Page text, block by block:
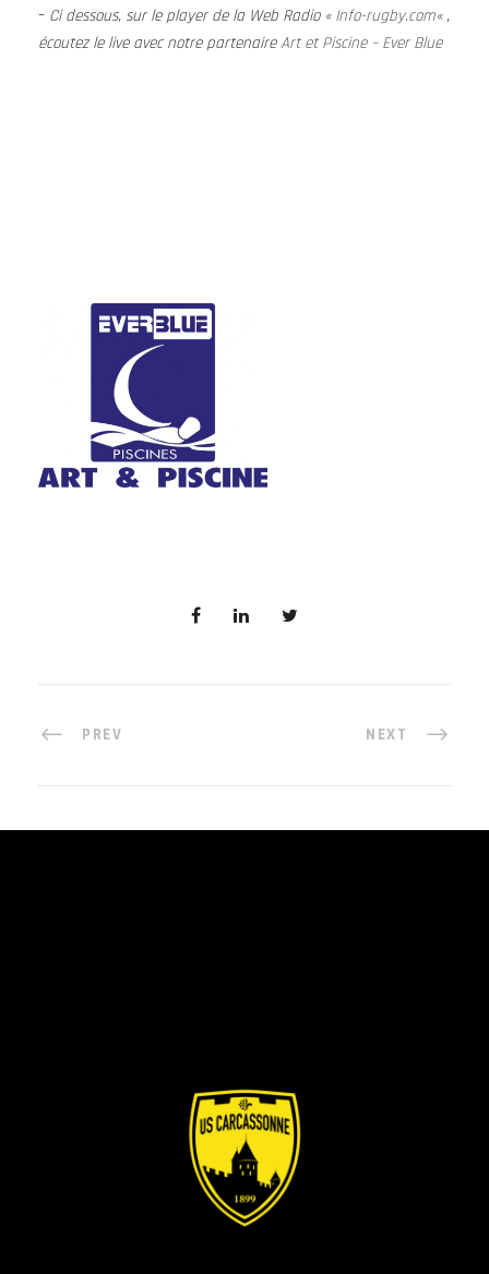
– Ci dessous, sur le player de la Web Radio « Info-rugby.com« ,
écoutez le live avec notre partenaireArt et Piscine – Ever Blue
PREV NEXT